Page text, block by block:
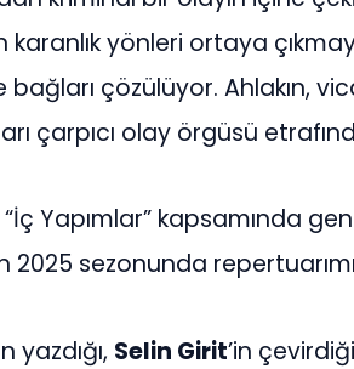
karanlık yönleri ortaya
çözülüyor. Ahlakın,
çarpıcı olay örgüsü
Yapımlar” kapsamında
2025 sezonunda
yazdığı, Selin Girit’in